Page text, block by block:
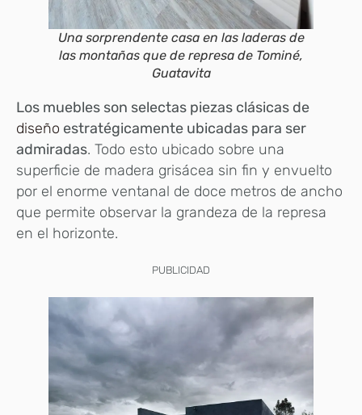
Una sorprendente casa en las laderas de
las montañas que de represa de Tominé,
Guatavita
Los muebles son selectas piezas clásicas de
diseño estratégicamente ubicadas para ser
admiradas. Todo esto ubicado sobre una
superficie de madera grisácea sin fin y envuelto
por el enorme ventanal de doce metros de ancho
que permite observar la grandeza de la represa
en el horizonte.
PUBLICIDAD